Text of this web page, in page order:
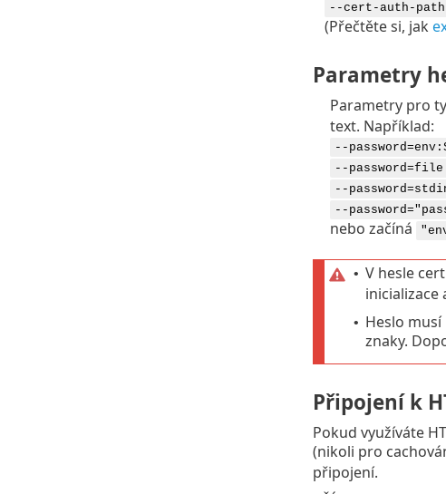
--cert-auth-path
(Přečtěte si, jak
Parametry
Parametry pro
text. Například:
--
--
--
--
nebo začíná
• V hesle
inicializace
• Heslo
znaky.
Připojení k
Pokud využíváte
(nikoli pro
připojení.